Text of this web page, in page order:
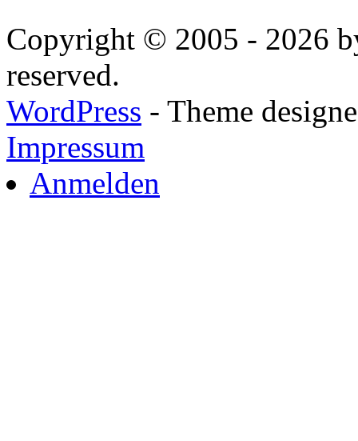
Copyright © 2005 - 2026
reserved.
WordPress - Theme
Impressum
Anmelden